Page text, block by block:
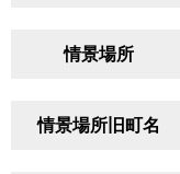
情景場所
情景場所旧町名